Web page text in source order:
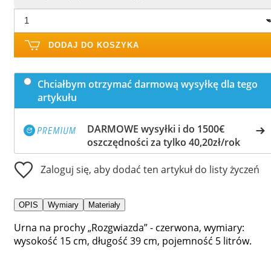
DODAJ DO KOSZYKA
Chciałbym otrzymać darmową wysyłkę dla tego
artykułu
DARMOWE wysyłki i do 1500€
oszczędności za tylko 40,20zł/rok
Zaloguj się, aby dodać ten artykuł do listy życzeń
OPIS Wymiary Materiały
Urna na prochy „Rozgwiazda” - czerwona, wymiary:
wysokość 15 cm, długość 39 cm, pojemność 5 litrów.